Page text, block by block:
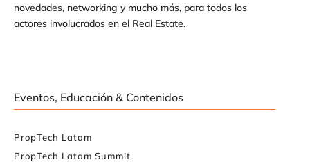
novedades, networking y mucho más, para todos los
actores involucrados en el Real Estate.
Eventos, Educación & Contenidos
PropTech Latam
PropTech Latam Summit